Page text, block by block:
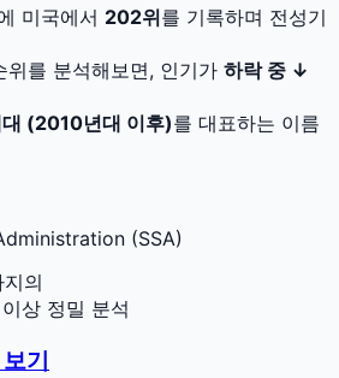
미국에서 202위를 기록하며 전성기
위를 분석해보면, 인기가 하락 중 ↓
(2010년대 이후)를 대표하는 이름
(SSA)
의
상 정밀 분석
기